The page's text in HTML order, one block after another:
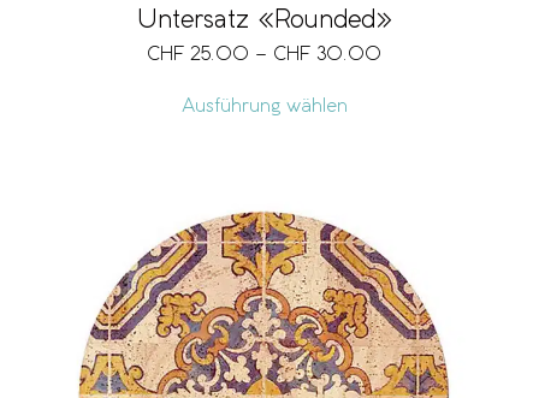
Untersatz «Rounded»
CHF 25.00 – CHF 30.00
Ausführung wählen